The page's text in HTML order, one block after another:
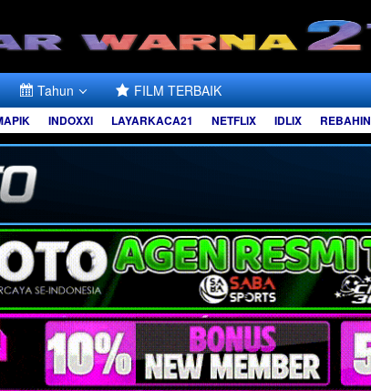
Tahun FILM TERBAIK
INDOXXI LAYARKACA21 NETFLIX IDLIX REBAHIN